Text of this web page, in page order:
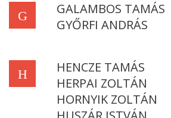
G
GALAMBOS TAMÁS
GYŐRFI ANDRÁS
H
HENCZE TAMÁS
HERPAI ZOLTÁN
HORNYIK ZOLTÁN